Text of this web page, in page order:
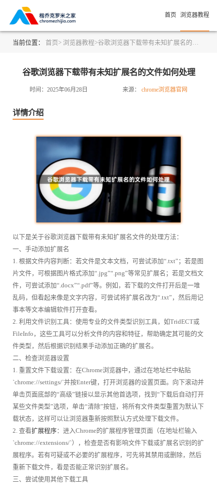
首页 浏览器教程
当前位置： 首页> 浏览器教程>谷歌浏览器下载带有未知扩展名的文件如何处理
谷歌浏览器下载带有未知扩展名的文件如何处理
时间：2025年06月28日 来源： chrome浏览器官网
详情介绍
以下是关于谷歌浏览器下载带有未知扩展名文件的处理方法：
一、手动添加扩展名
1. 根据文件内容判断：若文件是文本文档，可尝试添加“.txt”；若是图
片文件，可根据图片格式添加“.jpg”“.png”等常见扩展名；若是文档文
件，可尝试添加“.docx”“.pdf”等。例如，若下载的文件打开后是一堆
乱码，但看起来像是文字内容，可尝试将扩展名改为“.txt”，然后用记
事本等文本编辑软件打开查看。
2. 利用文件识别工具：使用专业的文件类型识别工具，如TridECT或
FileInfo，这些工具可以分析文件的内容和特征，帮助确定其可能的文
件类型，然后根据识别结果手动添加正确的扩展名。
二、检查浏览器设置
1. 重置文件下载设置：在Chrome浏览器中，通过在地址栏中粘贴
`chrome://settings/`并按Enter键，打开浏览器的设置页面。向下滚动并
单击页面底部的“高级”链接以显示其他首选项，找到“下载后自动打开
某些文件类型”选项，单击“清除”按钮，将所有文件类型重置为默认下
载状态，这样可以让浏览器重新按照默认方式处理下载文件。
2. 查看扩展程序：进入Chrome的扩展程序管理页面（在地址栏输入
`chrome://extensions/`），检查是否有影响文件下载或扩展名识别的扩
展程序。若有可疑或不必要的扩展程序，可先将其禁用或删除，然后
重新下载文件，看是否能正常识别扩展名。
三、尝试使用其他下载工具